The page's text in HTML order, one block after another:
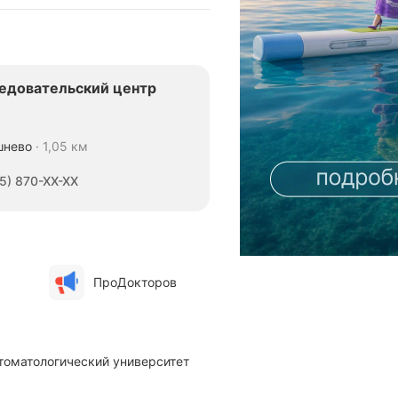
центр
1,05 км
870-XX-XX
ПроДокторов